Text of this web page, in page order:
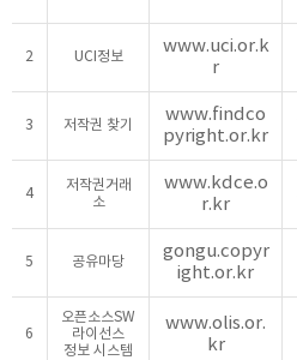
2 UCI정보
www.uci.or.k
r
3 저작권 찾기
www.findco
pyright.or.kr
4
저작권거래
소
www.kdce.o
r.kr
5 공유마당
gongu.copyr
ight.or.kr
6
오픈소스SW
라이선스
정보 시스템
www.olis.or.
kr